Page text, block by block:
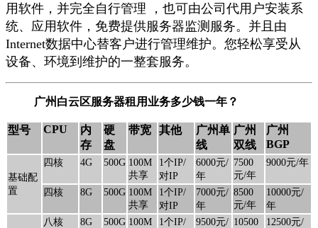
用软件，并完全自行管理 ，也可由公司代用户安装系
统、应用软件，免费提供服务器监测服务。并且由
Internet数据中心替客户进行管理维护。您轻松享受从
设备、环境到维护的一整套服务。
广州白云区服务器租用业务多少钱一年？
型号 CPU
内
存
硬
盘
带宽 其他
广州单
线
广州
双线
广州
BGP
基础配
置
四核 4G 500G 100M
共享
1个IP/
对IP
6000元/
年
7500
元/年
9000元/年
四核 8G 500G 100M
共享
1个IP/
对IP
7000元/
年
8500
元/年
10000元/
年
八核 8G 500G 100M
1个IP/
9500元/ 10500
12500元/